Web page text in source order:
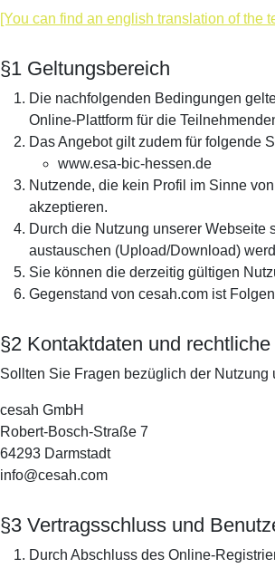
[You can find an english translation of the
§1 Geltungsbereich
Die nachfolgenden Bedingungen
Online-Plattform für die
Das Angebot gilt zudem für folgende
www.esa-bic-hessen.de
Nutzende, die kein Profil im Sinne
akzeptieren.
Durch die Nutzung unserer
austauschen (Upload/Download)
Sie können die derzeitig gültigen
Gegenstand von cesah.com ist
§2 Kontaktdaten und
Sollten Sie Fragen bezüglich der
cesah GmbH
Robert-Bosch-Straße 7
64293 Darmstadt
info@cesah.com
§3 Vertragsschluss und
Durch Abschluss des Online-